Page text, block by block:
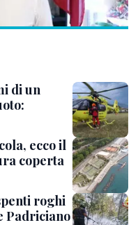
di un
ecco il
coperta
roghi
Padriciano